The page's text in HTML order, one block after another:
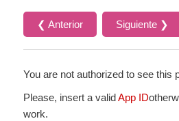
❮ Anterior Siguiente ❯
You are not authorized to see this
Please, insert a validApp ID
work.